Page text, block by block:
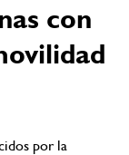
con
por la